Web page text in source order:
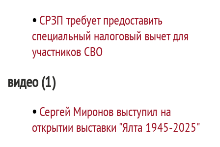
• СРЗП требует предоставить
специальный налоговый вычет для
участников СВО
видео (1)
• Сергей Миронов выступил на
открытии выставки "Ялта 1945-2025"